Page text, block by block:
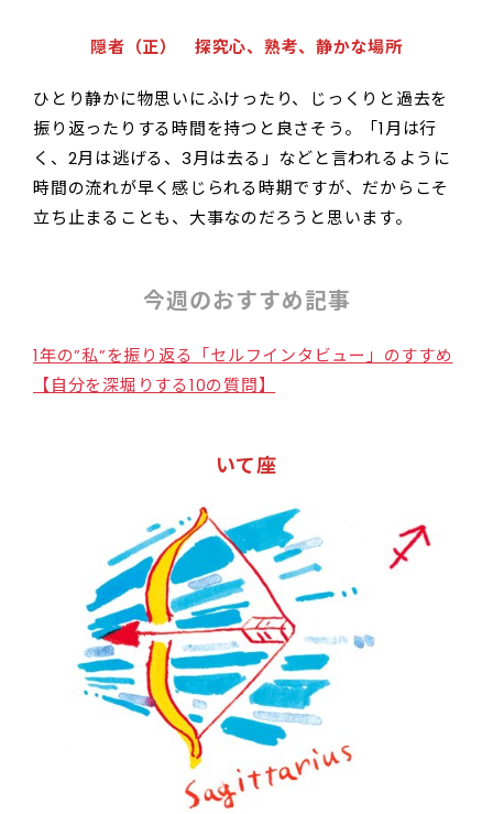
隠者（正） 探究心、熟考、静かな場所
ひとり静かに物思いにふけったり、じっくりと過去を
振り返ったりする時間を持つと良さそう。「1月は行
く、2月は逃げる、3月は去る」などと言われるように
時間の流れが早く感じられる時期ですが、だからこそ
立ち止まることも、大事なのだろうと思います。
今週のおすすめ記事
1年の”私”を振り返る「セルフインタビュー」のすすめ
【自分を深堀りする10の質問】
いて座